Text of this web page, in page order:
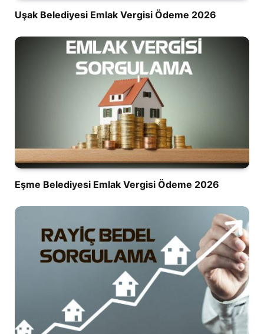
Uşak Belediyesi Emlak Vergisi Ödeme 2026
Eşme Belediyesi Emlak Vergisi Ödeme 2026